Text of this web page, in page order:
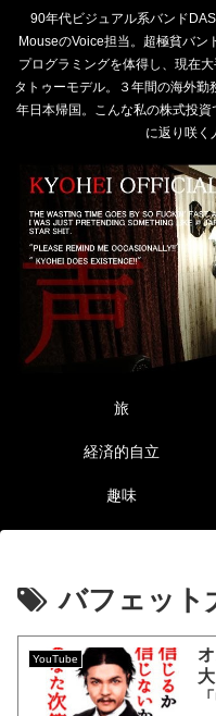
90年代ビジュアル系バンド
MouseのVoice担当。超極貧バン
プログラミングを体得し、現在
タトゥーモデル。３年間の海外
年日本帰国。こんな私の株式投
に返り咲く
旅
経済的自立
趣味
バフェット
YouTube